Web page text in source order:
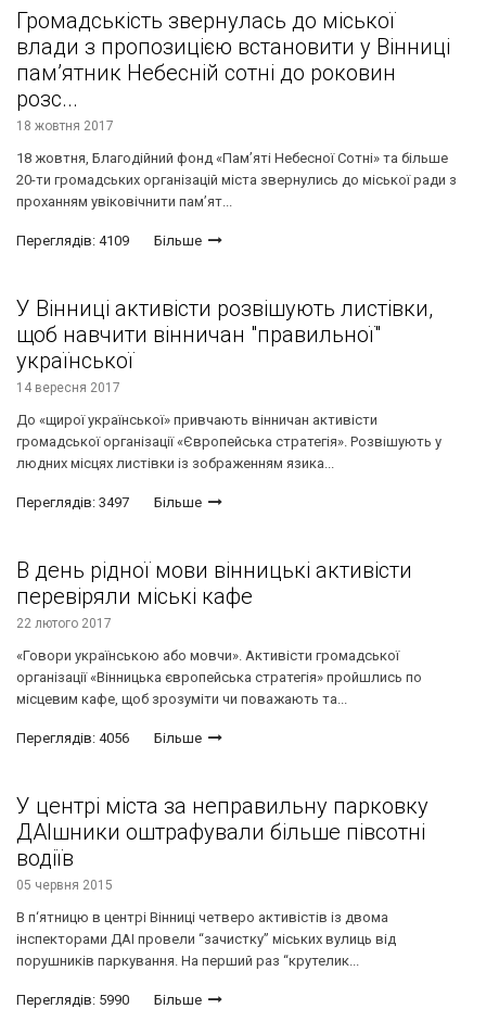
Громадськість звернулась до міської
влади з пропозицією встановити у Вінниці
пам’ятник Небесній сотні до роковин
розс...
18 жовтня 2017
18 жовтня, Благодійний фонд «Пам’яті Небесної Сотні» та більше
20-ти громадських організацій міста звернулись до міської ради з
проханням увіковічнити пам’ят...
Переглядів: 4109 Більше
У Вінниці активісти розвішують листівки,
щоб навчити вінничан "правильної"
української
14 вересня 2017
До «щирої української» привчають вінничан активісти
громадської організації «Європейська стратегія». Розвішують у
людних місцях листівки із зображенням язика...
Переглядів: 3497 Більше
В день рідної мови вінницькі активісти
перевіряли міські кафе
22 лютого 2017
«Говори українською або мовчи». Активісти громадської
організації «Вінницька європейська стратегія» пройшлись по
місцевим кафе, щоб зрозуміти чи поважають та...
Переглядів: 4056 Більше
У центрі міста за неправильну парковку
ДАІшники оштрафували більше півсотні
водіїв
05 червня 2015
В п‘ятницю в центрі Вінниці четверо активістів із двома
інспекторами ДАІ провели “зачистку” міських вулиць від
порушників паркування. На перший раз “крутелик...
Переглядів: 5990 Більше